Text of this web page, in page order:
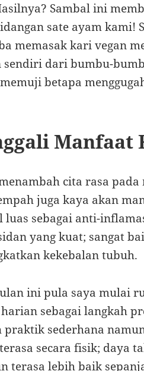
Sambal ini
sate ayam kami!
memasak kari vegan
sendiri dari bumbu-
betapa
Manfaat
cita rasa
juga kaya akan
luas sebagai anti-
yang kuat; sangat
kekebalan tubuh.
ini pula saya mulai
sebagai langkah
praktik sederhana
secara fisik; daya
terasa lebih baik